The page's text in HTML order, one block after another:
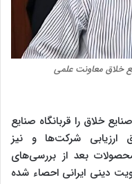
خلاق معاونت علمی
خلاق را قربانگاه صنایع
شرکت‌ها و نیز
بعد از بررسی‌های
دینی ایرانی احصاء شده